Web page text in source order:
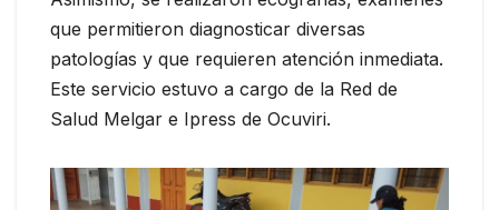
que permitieron diagnosticar diversas
patologías y que requieren atención inmediata.
Este servicio estuvo a cargo de la Red de
Salud Melgar e Ipress de Ocuviri.